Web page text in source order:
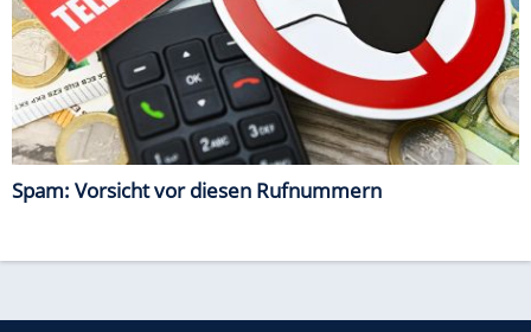
Spam: Vorsicht vor diesen Rufnummern